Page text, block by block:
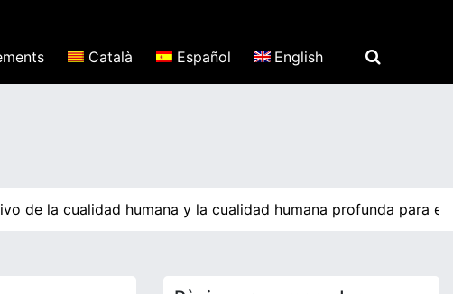
Català Español English
la cualidad humana y la cualidad humana profunda para el